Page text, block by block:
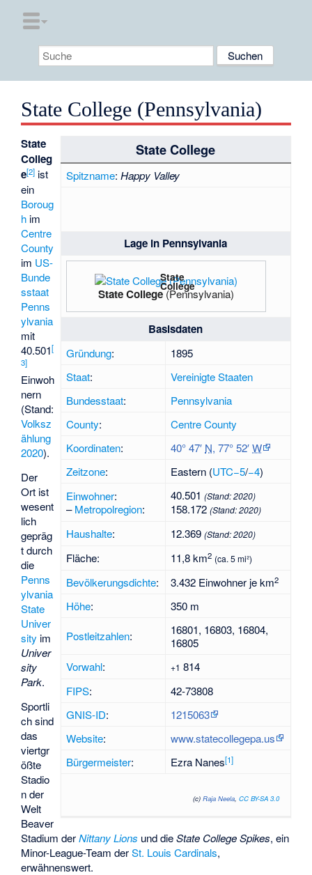
State College (Pennsylvania)
State College
Spitzname:Happy Valley
Lage in Pennsylvania
State College(Pennsylvania)
State
College
Basisdaten
Gründung:
1895
Staat:
Vereinigte Staaten
Bundesstaat:
Pennsylvania
County:
Centre County
Koordinaten: 40° 47′ N,77° 52′W
Zeitzone: Eastern (UTC−5/−4)
Einwohner:
–Metropolregion:
40.501 (Stand:2020)
158.172 (Stand:2020)
Haushalte: 12.369 (Stand:2020)
Fläche: 11,8 km2 (ca. 5 mi²)
Bevölkerungsdichte: 3.432 Einwohner je km2
Höhe: 350 m
Postleitzahlen:
16801, 16803, 16804,
16805
Vorwahl: +1 814
FIPS:
42-73808
GNIS-ID:
1215063
Website:
www.statecollegepa.us
Bürgermeister: Ezra Nanes[1]
(c)Raja Neela,CC BY-SA 3.0
State
Colleg
e[2] ist
ein
Boroug
h im
Centre
County
im US-
Bunde
sstaat
Penns
ylvania
mit
40.501[
3]
Einwoh
nern
(Stand:
Volksz
ählung
2020).
Der
Ort ist
wesent
lich
gepräg
t durch
die
Penns
ylvania
State
Univer
sity im
Univer
sity
Park.
Sportli
ch sind
das
viertgr
ößte
Stadio
n der
Welt
Beaver
Stadium derNittany Lions und dieState College Spikes, ein
Minor-League-Team derSt. Louis Cardinals,
erwähnenswert.